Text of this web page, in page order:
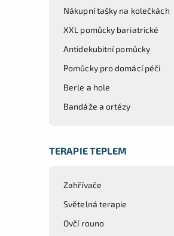
Nákupní tašky na kolečkách
XXL pomůcky bariatrické
Antidekubitní pomůcky
Pomůcky pro domácí péči
Berle a hole
Bandáže a ortézy
TERAPIE TEPLEM
Zahřívače
Světelná terapie
Ovčí rouno